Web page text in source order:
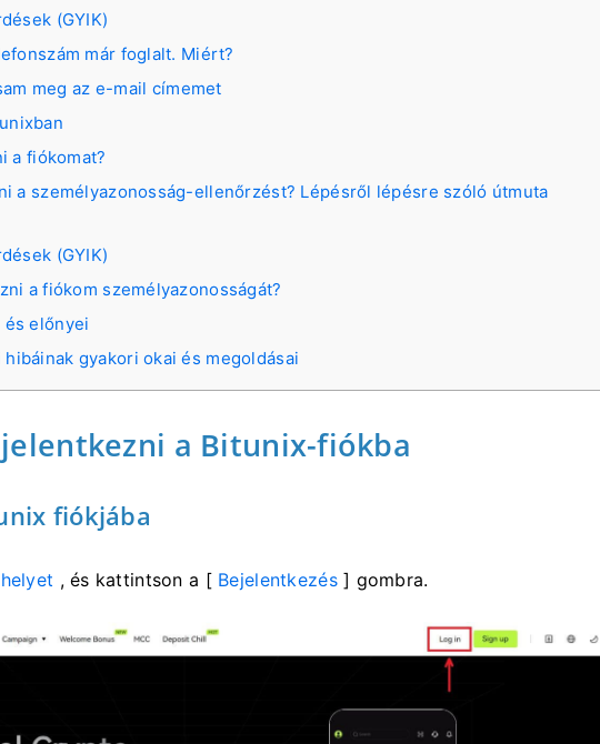
(GYIK)
már foglalt. Miért?
meg az e-mail címemet
a fiókomat?
a személyazonosság-ellenőrzést? Lépésről lépésre szóló útmuta
(GYIK)
a fiókom személyazonosságát?
és előnyei
gyakori okai és megoldásai
a Bitunix-fiókba
fiókjába
, és kattintson a [ Bejelentkezés] gombra.